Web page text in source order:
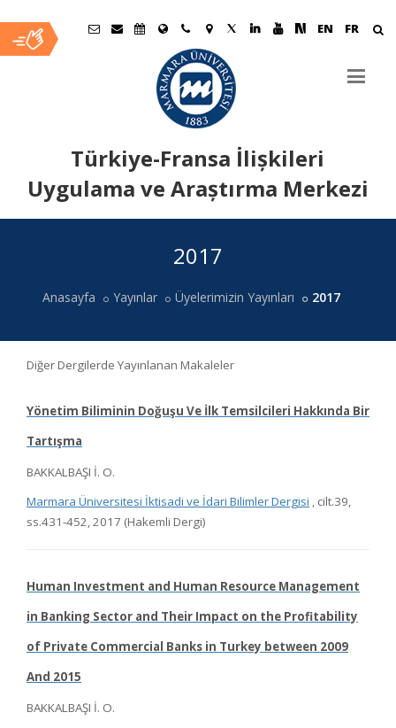
EN FR
Türkiye-Fransa İlișkileri
Uygulama ve Araștırma Merkezi
2017
Anasayfa Yayınlar Üyelerimizin Yayınları 2017
Diğer Dergilerde Yayınlanan Makaleler
Yönetim Biliminin Doğuşu Ve İlk Temsilcileri Hakkında Bir
Tartışma
BAKKALBAŞI İ. O.
Marmara Üniversitesi İktisadi ve İdari Bilimler Dergisi , cilt.39,
ss.431-452, 2017 (Hakemli Dergi)
Human Investment and Human Resource Management
in Banking Sector and Their Impact on the Profitability
of Private Commercial Banks in Turkey between 2009
And 2015
BAKKALBAŞI İ. O.